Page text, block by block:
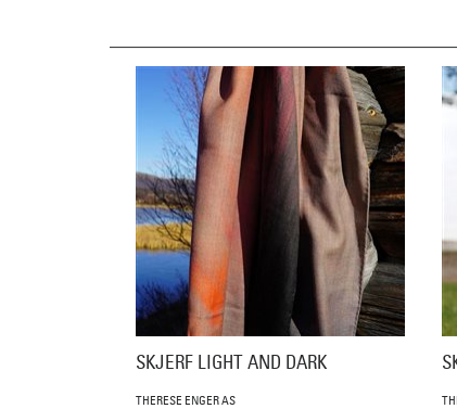
SKJERF LIGHT AND DARK
THERESE ENGER AS